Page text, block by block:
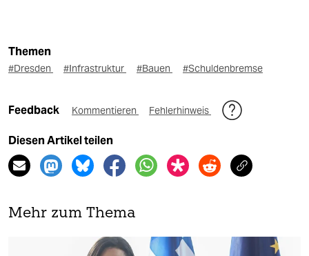
Themen
#Dresden #Infrastruktur #Bauen #Schuldenbremse
Feedback Kommentieren Fehlerhinweis
Diesen Artikel teilen
Mehr zum Thema